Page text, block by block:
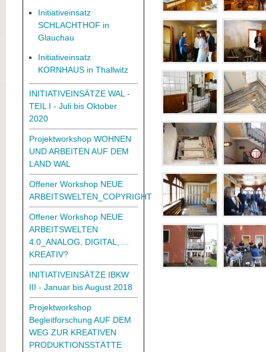
Initiativeinsatz
SCHLACHTHOF in
Glauchau
Initiativeinsatz
KORNHAUS in Thallwitz
INITIATIVEINSÄTZE WAL -
TEIL I - Juli bis Oktober
2020
Projektworkshop WOHNEN
UND ARBEITEN AUF DEM
LAND WAL
Offener Workshop NEUE
ARBEITSWELTEN_COPYRIGHT
Offener Workshop NEUE
ARBEITSWELTEN
4.0_ANALOG, DIGITAL, ...
KREATIV?
INITIATIVEINSÄTZE IBKW
III - Januar bis August 2018
Projektworkshop
Begleitforschung AUF DEM
WEG ZUR KREATIVEN
PRODUKTIONSSTÄTTE